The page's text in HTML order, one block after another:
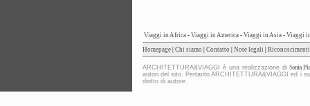
Viaggi in Africa - Viaggi in America - Viaggi in Asia - Viaggi
Homepage Chi siamo Contatto Note legali Riconoscimenti
ARCHITETTURA&VIAGGI è una realizzazione diSonia
autori del sito. Pertanto ARCHITETTURA&VIAGGI ed i
diritto di autore.